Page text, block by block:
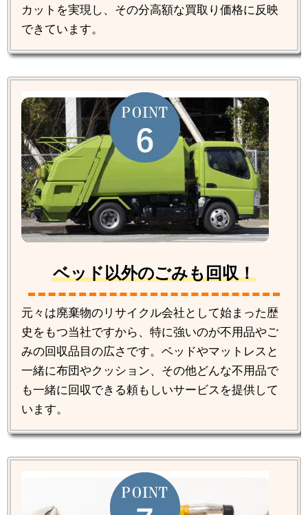
カットを実現し、その分高額な買取り価格に反映
できています。
ベッド以外のごみも回収！
元々は廃棄物のリサイクル会社として始まった歴
史をもつ当社ですから、特に強いのが不用品やご
みの回収品目の広さです。ベッドやマットレスと
一緒に布団やクッション、その他どんな不用品で
も一緒に回収できる頼もしいサービスを提供して
います。